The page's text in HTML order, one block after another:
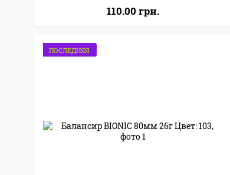
110.00 грн.
ПОСЛЕДНЯЯ